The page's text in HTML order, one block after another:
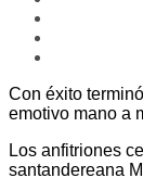
Con éxito
emotivo mano a
Los anfitriones
santandereana